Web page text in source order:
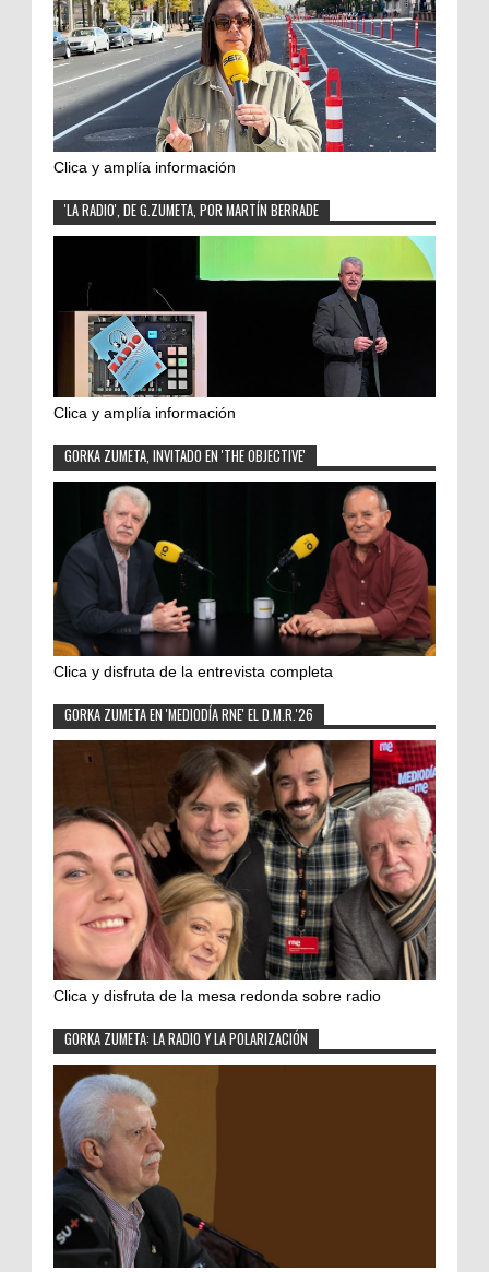
Clica y amplía información
'LA RADIO', DE G.ZUMETA, POR MARTÍN BERRADE
Clica y amplía información
GORKA ZUMETA, INVITADO EN 'THE OBJECTIVE'
Clica y disfruta de la entrevista completa
GORKA ZUMETA EN 'MEDIODÍA RNE' EL D.M.R.'26
Clica y disfruta de la mesa redonda sobre radio
GORKA ZUMETA: LA RADIO Y LA POLARIZACIÓN